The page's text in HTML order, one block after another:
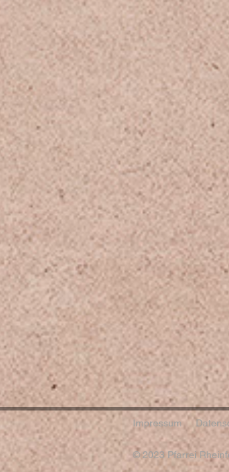
Impressum
© 2023 Pfarrei